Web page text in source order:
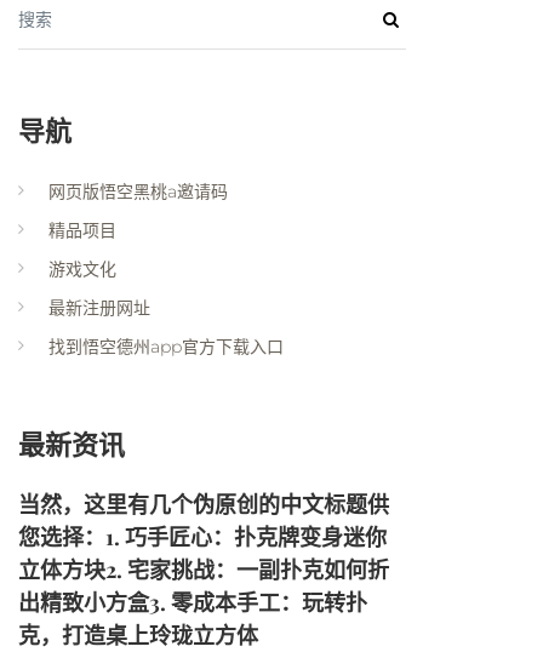
搜索
导航
网页版悟空黑桃a邀请码
精品项目
游戏文化
最新注册网址
找到悟空德州app官方下载入口
最新资讯
当然，这里有几个伪原创的中文标题供
您选择：1. 巧手匠心：扑克牌变身迷你
立体方块2. 宅家挑战：一副扑克如何折
出精致小方盒3. 零成本手工：玩转扑
克，打造桌上玲珑立方体